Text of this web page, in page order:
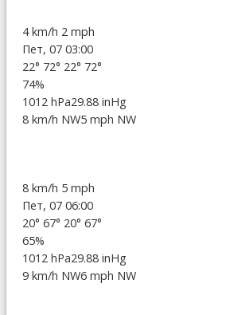
4 km/h 2 mph
Пет, 07 03:00
22° 72° 22° 72°
74%
1012 hPa29.88 inHg
8 km/h NW5 mph NW
8 km/h 5 mph
Пет, 07 06:00
20° 67° 20° 67°
65%
1012 hPa29.88 inHg
9 km/h NW6 mph NW